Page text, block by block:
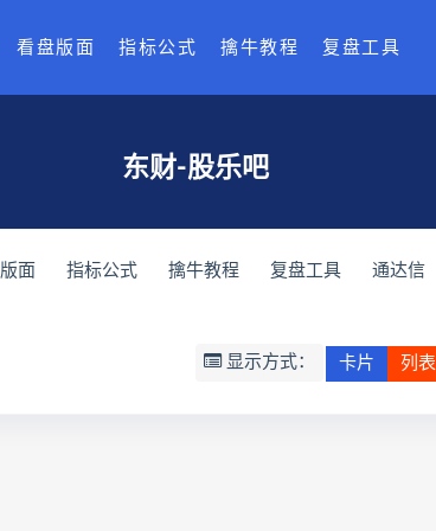
看盘版面 指标公式 擒牛教程 复盘工具
东财-股乐吧
面 指标公式 擒牛教程 复盘工具 通达信
显示方式： 卡片 列表